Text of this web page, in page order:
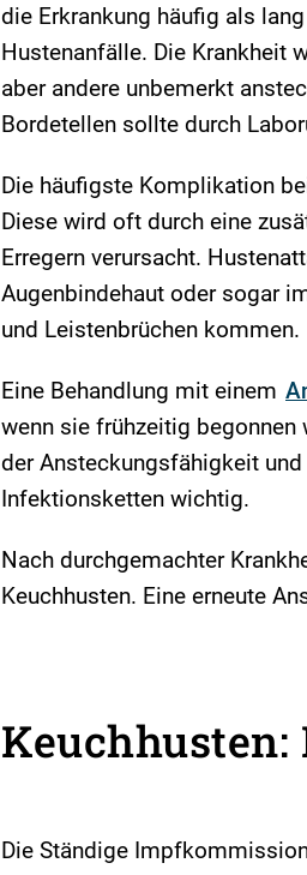
die Erkrankung häufig als
Hustenanfälle. Die Krankheit
aber andere unbemerkt
Bordetellen sollte durch
Die häufigste Komplikation
Diese wird oft durch eine
Erregern verursacht.
Augenbindehaut oder sogar
und Leistenbrüchen kommen.
Eine Behandlung mit einem
wenn sie frühzeitig begonnen
der Ansteckungsfähigkeit
Infektionsketten wichtig.
Nach durchgemachter
Keuchhusten. Eine erneute
Die Ständige